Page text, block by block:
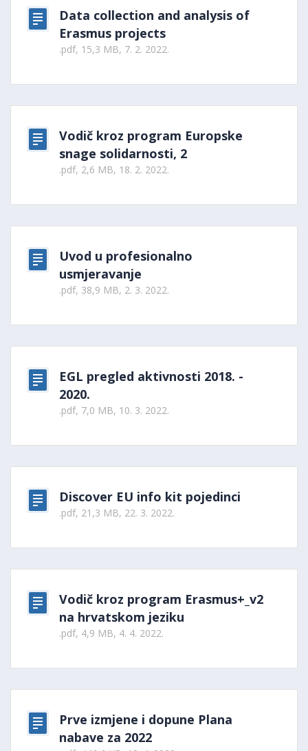
Data collection and analysis of
Erasmus projects
.pdf, 15,3 MB, 7. 2. 2022.
Vodič kroz program Europske
snage solidarnosti, 2
.pdf, 2,6 MB, 18. 2. 2022.
Uvod u profesionalno
usmjeravanje
.pdf, 38,9 MB, 2. 3. 2022.
EGL pregled aktivnosti 2018. -
2020.
.pdf, 7,0 MB, 10. 3. 2022.
Discover EU info kit pojedinci
.pdf, 21,3 MB, 22. 3. 2022.
Vodič kroz program Erasmus+_v2
na hrvatskom jeziku
.pdf, 4,9 MB, 4. 4. 2022.
Prve izmjene i dopune Plana
nabave za 2022